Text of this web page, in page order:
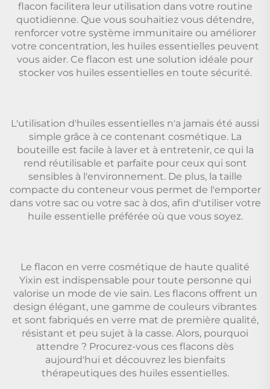
flacon facilitera leur utilisation dans votre routine
quotidienne. Que vous souhaitiez vous détendre,
renforcer votre système immunitaire ou améliorer
votre concentration, les huiles essentielles peuvent
vous aider. Ce flacon est une solution idéale pour
stocker vos huiles essentielles en toute sécurité.
L'utilisation d'huiles essentielles n'a jamais été aussi
simple grâce à ce contenant cosmétique. La
bouteille est facile à laver et à entretenir, ce qui la
rend réutilisable et parfaite pour ceux qui sont
sensibles à l'environnement. De plus, la taille
compacte du conteneur vous permet de l'emporter
dans votre sac ou votre sac à dos, afin d'utiliser votre
huile essentielle préférée où que vous soyez.
Le flacon en verre cosmétique de haute qualité
Yixin est indispensable pour toute personne qui
valorise un mode de vie sain. Les flacons offrent un
design élégant, une gamme de couleurs vibrantes
et sont fabriqués en verre mat de première qualité,
résistant et peu sujet à la casse. Alors, pourquoi
attendre ? Procurez-vous ces flacons dès
aujourd'hui et découvrez les bienfaits
thérapeutiques des huiles essentielles.